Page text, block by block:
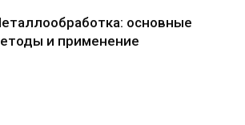
основные
и применение